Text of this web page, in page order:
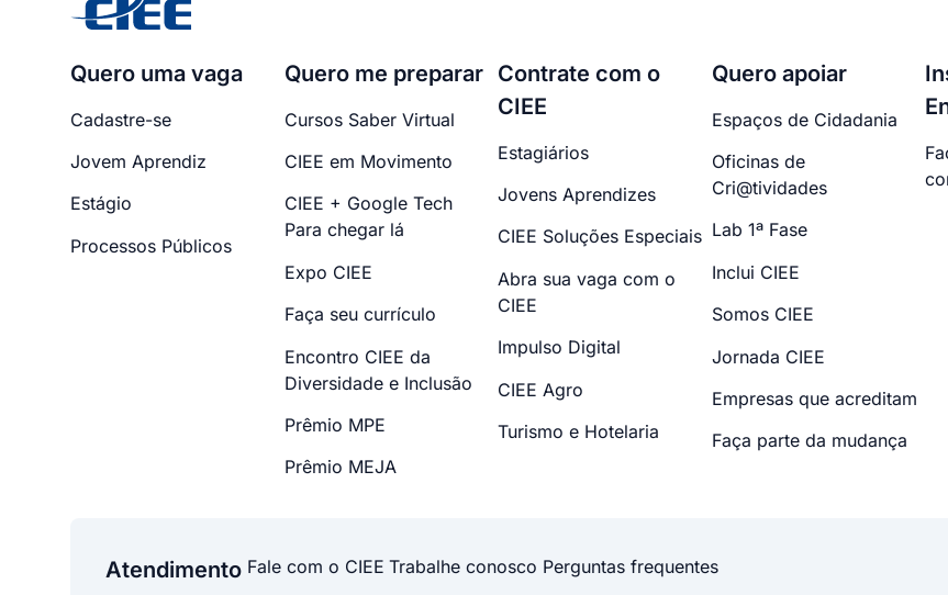
Quero uma vaga
Cadastre-se
Jovem Aprendiz
Estágio
Processos Públicos
Quero me preparar
Cursos Saber Virtual
CIEE em Movimento
CIEE + Google Tech
Para chegar lá
Expo CIEE
Faça seu currículo
Encontro CIEE da
Diversidade e Inclusão
Prêmio MPE
Prêmio MEJA
Contrate com o
CIEE
Estagiários
Jovens Aprendizes
CIEE Soluções Especiais
Abra sua vaga com o
CIEE
Impulso Digital
CIEE Agro
Turismo e Hotelaria
Quero apoiar
Espaços de Cidadania
Oficinas de
Cri@tividades
Lab 1ª Fase
Inclui CIEE
Somos CIEE
Jornada CIEE
Empresas que acreditam
Faça parte da mudança
Atendimento Fale com o CIEE Trabalhe conosco Perguntas frequentes